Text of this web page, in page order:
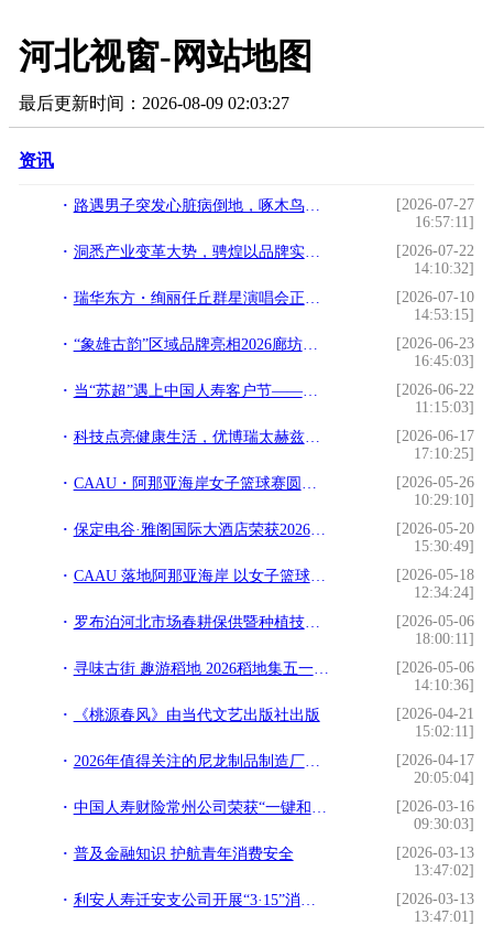
河北视窗-网站地图
最后更新时间：2026-08-09 02:03:27
资讯
路遇男子突发心脏病倒地，啄木鸟师傅紧急施救助其脱险
[2026-07-27
16:57:11]
洞悉产业变革大势，骋煌以品牌实力树立行业标杆
[2026-07-22
14:10:32]
瑞华东方・绚丽任丘群星演唱会正式定档
[2026-07-10
14:53:15]
“象雄古韵”区域品牌亮相2026廊坊经洽会，赋能高原经贸协同发展
[2026-06-23
16:45:03]
当“苏超”遇上中国人寿客户节——中国人寿财险常州公司开展综合金融公益宣传
[2026-06-22
11:15:03]
科技点亮健康生活，优博瑞太赫兹焕活内在能量
[2026-06-17
17:10:25]
CAAU・阿那亚海岸女子篮球赛圆满收官：赛事文旅融合创新落地
[2026-05-26
10:29:10]
保定电谷·雅阁国际大酒店荣获2026年GBE最佳城市地标酒店奖
[2026-05-20
15:30:49]
CAAU 落地阿那亚海岸 以女子篮球打造青少年赛事文旅融合新标杆
[2026-05-18
12:34:24]
罗布泊河北市场春耕保供暨种植技术交流会举办
[2026-05-06
18:00:11]
寻味古街 趣游稻地 2026稻地集五一趣味嘉年华火爆出圈
[2026-05-06
14:10:36]
《桃源春风》由当代文艺出版社出版
[2026-04-21
15:02:11]
2026年值得关注的尼龙制品制造厂家，满足不同的定制需求
[2026-04-17
20:05:04]
中国人寿财险常州公司荣获“一键和解 维权放心”承诺企业称号 持续践行金融为民承诺
[2026-03-16
09:30:03]
普及金融知识 护航青年消费安全
[2026-03-13
13:47:02]
利安人寿迁安支公司开展“3·15”消保宣教进社区活动
[2026-03-13
13:47:01]